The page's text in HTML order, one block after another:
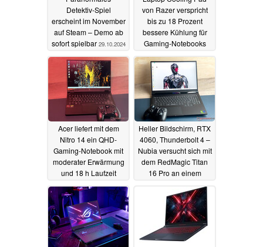
Detektiv-Spiel
erscheint im November
auf Steam – Demo ab
sofort spielbar 29.10.2024
von Razer verspricht
bis zu 18 Prozent
bessere Kühlung für
Gaming-Notebooks
28.09.2024
Acer liefert mit dem
Nitro 14 ein QHD-
Gaming-Notebook mit
moderater Erwärmung
und 18 h Laufzeit
05.09.2024
Heller Bildschirm, RTX
4060, Thunderbolt 4 –
Nubia versucht sich mit
dem RedMagic Titan
16 Pro an einem
Gaming-Notebook
26.08.2024